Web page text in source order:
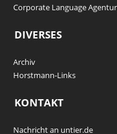
Corporate Language Agentur
DIVERSES
Archiv
Horstmann-Links
KONTAKT
Nachricht an untier.de